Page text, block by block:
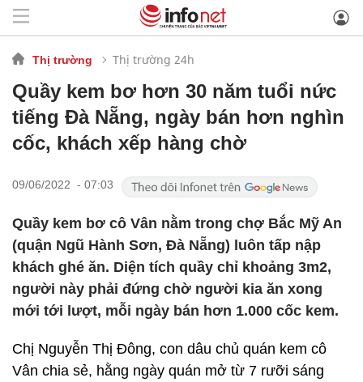
Thị trường Thị trường 24h
Quầy kem bơ hơn 30 năm tuổi nức
tiếng Đà Nẵng, ngày bán hơn nghìn
cốc, khách xếp hàng chờ
09/06/2022 - 07:03
Quầy kem bơ cô Vân nằm trong chợ Bắc Mỹ An
(quận Ngũ Hành Sơn, Đà Nẵng) luôn tấp nập
khách ghé ăn. Diện tích quầy chỉ khoảng 3m2,
người này phải đứng chờ người kia ăn xong
mới tới lượt, mỗi ngày bán hơn 1.000 cốc kem.
Chị Nguyễn Thị Đông, con dâu chủ quán kem cô
Vân chia sẻ, hằng ngày quán mở từ 7 rưỡi sáng